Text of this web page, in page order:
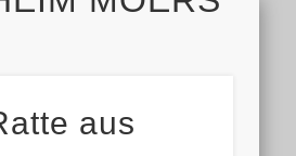
HOME
AKTUELL
ALLE TIERE
HELFEN& VEREIN
VIELEN DANK!
& DATENSCHUTZ
FINDEFIX
aus